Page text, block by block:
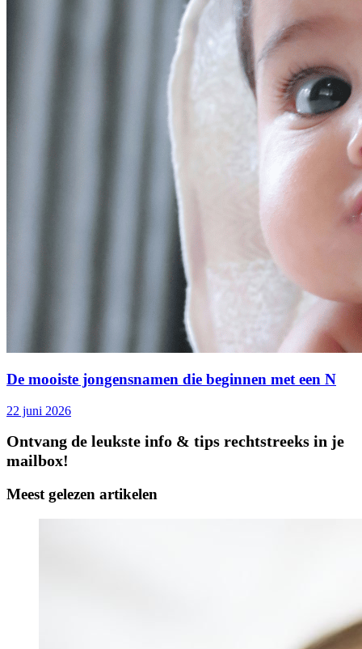
De mooiste jongensnamen die beginnen met een N
22 juni 2026
Ontvang de leukste info & tips rechtstreeks in je
mailbox!
Meest gelezen artikelen